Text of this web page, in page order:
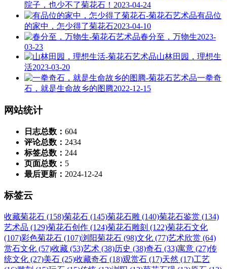
院子，也少不了菊花石！ 2023-04-24
有品位
的家中，怎少得了菊花石2023-04-10
春分至，万物生2023-
03-23
山林田园，理想生
活2023-03-20
一拳奇
石，就是生命故乡的图腾2022-12-15
网站统计
日志总数： 604
评论总数： 2434
标签总数： 244
页面总数： 5
最后更新： 2024-12-24
标签云
收藏菊花石 (158)菊花石 (145)菊花石雕 (140)菊花石鉴赏 (134)
艺术品 (129)菊花石创作 (124)菊花石雕刻 (122)菊花石文化
(107)彩色菊花石 (107)浏阳菊花石 (98)文化 (77)艺术欣赏 (64)
赏石文化 (57)收藏 (53)艺术 (38)历史 (38)奇石 (33)寓意 (27)传
统文化 (27)美石 (25)收藏奇石 (18)观赏石 (17)天然 (17)工艺